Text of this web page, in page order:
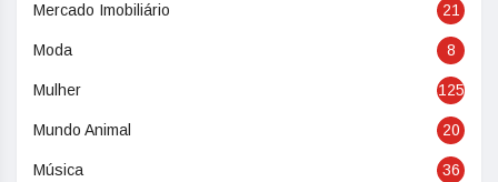
Mercado Imobiliário 21
Moda 8
Mulher 125
Mundo Animal 20
Música 36